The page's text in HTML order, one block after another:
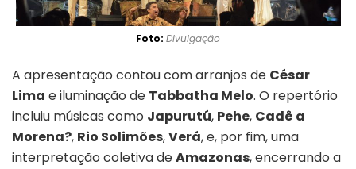
Foto: Divulgação
A apresentação contou com arranjos de César
Lima e iluminação de Tabbatha Melo. O repertório
incluiu músicas como Japurutú, Pehe, Cadê a
Morena?, Rio Solimões,Verá, e, por fim, uma
interpretação coletiva deAmazonas, encerrando a